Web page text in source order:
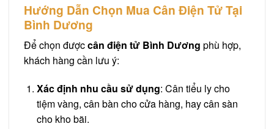
Hướng Dẫn Chọn Mua Cân Điện Tử Tại
Bình Dương
Để chọn đượccân điện tử Bình Dương phù hợp,
khách hàng cần lưu ý:
Xác định nhu cầu sử dụng: Cân tiểu ly cho
tiệm vàng, cân bàn cho cửa hàng, hay cân sàn
cho kho bãi.